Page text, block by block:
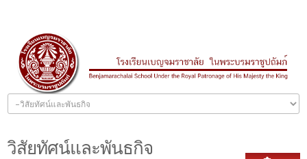
วิสัยทัศน์และพันธกิจ